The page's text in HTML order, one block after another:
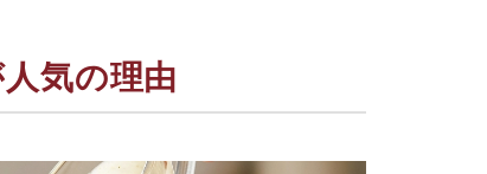
気の理由